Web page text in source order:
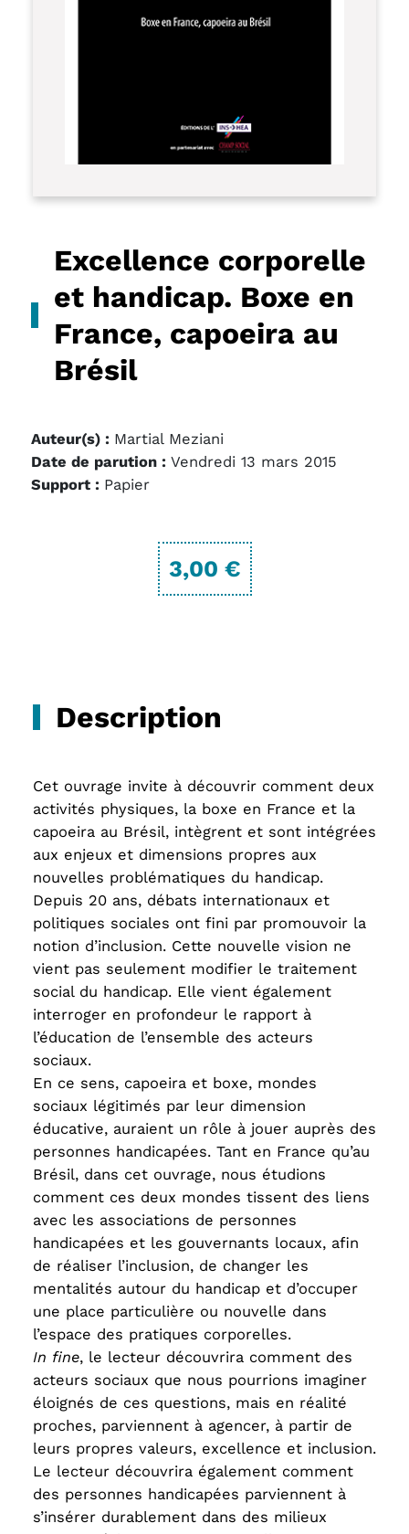
Excellence corporelle
et handicap. Boxe en
France, capoeira au
Brésil
Auteur(s) : Martial Meziani
Date de parution : Vendredi 13 mars 2015
Support : Papier
3,00 €
Description
Cet ouvrage invite à découvrir comment deux
activités physiques, la boxe en France et la
capoeira au Brésil, intègrent et sont intégrées
aux enjeux et dimensions propres aux
nouvelles problématiques du handicap.
Depuis 20 ans, débats internationaux et
politiques sociales ont fini par promouvoir la
notion d’inclusion. Cette nouvelle vision ne
vient pas seulement modifier le traitement
social du handicap. Elle vient également
interroger en profondeur le rapport à
l’éducation de l’ensemble des acteurs
sociaux.
En ce sens, capoeira et boxe, mondes
sociaux légitimés par leur dimension
éducative, auraient un rôle à jouer auprès des
personnes handicapées. Tant en France qu’au
Brésil, dans cet ouvrage, nous étudions
comment ces deux mondes tissent des liens
avec les associations de personnes
handicapées et les gouvernants locaux, afin
de réaliser l’inclusion, de changer les
mentalités autour du handicap et d’occuper
une place particulière ou nouvelle dans
l’espace des pratiques corporelles.
In fine, le lecteur découvrira comment des
acteurs sociaux que nous pourrions imaginer
éloignés de ces questions, mais en réalité
proches, parviennent à agencer, à partir de
leurs propres valeurs, excellence et inclusion.
Le lecteur découvrira également comment
des personnes handicapées parviennent à
s’insérer durablement dans des milieux